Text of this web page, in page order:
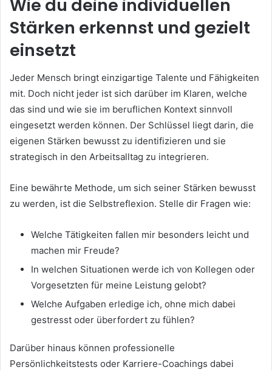
Wie du deine individuellen
Stärken erkennst und gezielt
einsetzt
Jeder Mensch bringt einzigartige Talente und Fähigkeiten
mit. Doch nicht jeder ist sich darüber im Klaren, welche
das sind und wie sie im beruflichen Kontext sinnvoll
eingesetzt werden können. Der Schlüssel liegt darin, die
eigenen Stärken bewusst zu identifizieren und sie
strategisch in den Arbeitsalltag zu integrieren.
Eine bewährte Methode, um sich seiner Stärken bewusst
zu werden, ist die Selbstreflexion. Stelle dir Fragen wie:
Welche Tätigkeiten fallen mir besonders leicht und
machen mir Freude?
In welchen Situationen werde ich von Kollegen oder
Vorgesetzten für meine Leistung gelobt?
Welche Aufgaben erledige ich, ohne mich dabei
gestresst oder überfordert zu fühlen?
Darüber hinaus können professionelle
Persönlichkeitstests oder Karriere-Coachings dabei